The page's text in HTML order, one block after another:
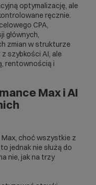
optymalizację, ale
ręcznie.
CPA,
głównych,
zmian w strukturze
szybkości AI, ale
rentownością i
Max i AI
Max, choć wszystkie z
jednak nie służą do
nie, jak na trzy